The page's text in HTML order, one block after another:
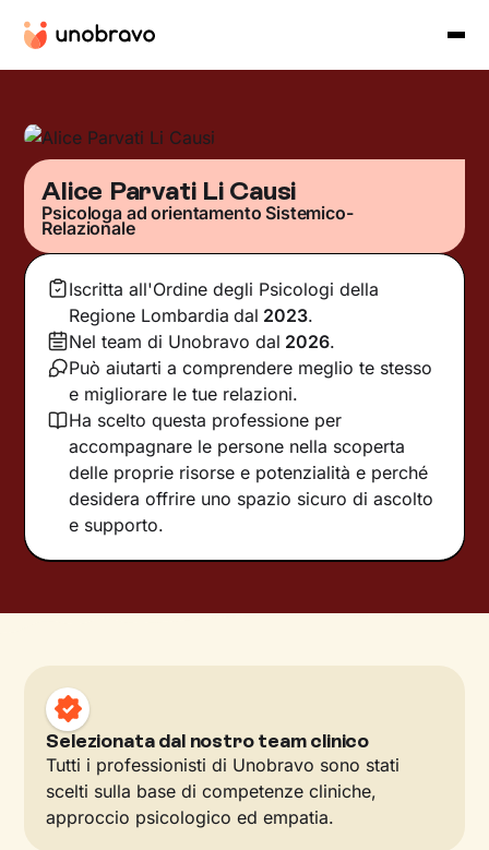
Alice Parvati Li Causi
Psicologa ad orientamento Sistemico-
Relazionale
Iscritta all'Ordine degli Psicologi della
Regione Lombardia dal 2023.
Nel team di Unobravo dal 2026.
Può aiutarti a comprendere meglio te stesso
e migliorare le tue relazioni.
Ha scelto questa professione per
accompagnare le persone nella scoperta
delle proprie risorse e potenzialità e perché
desidera offrire uno spazio sicuro di ascolto
e supporto.
Selezionata dal nostro team clinico
Tutti i professionisti di Unobravo sono stati
scelti sulla base di competenze cliniche,
approccio psicologico ed empatia.